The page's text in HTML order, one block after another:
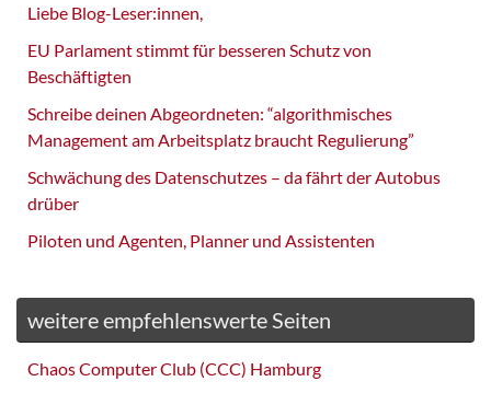
Liebe Blog-Leser:innen,
EU Parlament stimmt für besseren Schutz von
Beschäftigten
Schreibe deinen Abgeordneten: “algorithmisches
Management am Arbeitsplatz braucht Regulierung”
Schwächung des Datenschutzes – da fährt der Autobus
drüber
Piloten und Agenten, Planner und Assistenten
weitere empfehlenswerte Seiten
Chaos Computer Club (CCC) Hamburg